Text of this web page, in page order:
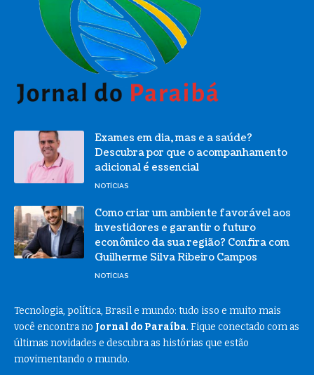
Exames em dia, mas e a saúde?
Descubra por que o acompanhamento
adicional é essencial
NOTÍCIAS
Como criar um ambiente favorável aos
investidores e garantir o futuro
econômico da sua região? Confira com
Guilherme Silva Ribeiro Campos
NOTÍCIAS
Tecnologia, política, Brasil e mundo: tudo isso e muito mais
você encontra no Jornal do Paraíba. Fique conectado com as
últimas novidades e descubra as histórias que estão
movimentando o mundo.